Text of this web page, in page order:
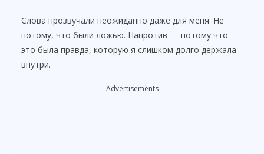
Слова прозвучали неожиданно даже для меня. Не
потому, что были ложью. Напротив — потому что
это была правда, которую я слишком долго держала
внутри.
Advertisements